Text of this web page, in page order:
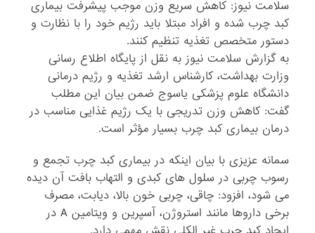
سلامت نیوز: کاهش سریع وزن موجب پیشرفت بیماری
کبد چرب شده و افراد مبتلا باید رژیم خود را با نظارت و
دستور متخصص تغذیه تنظیم کنند.
به گزارش سلامت نیوز به نقل از پایگاه اطلاع رسانی
وزارت بهداشت، کارشناس ارشد تغذیه و رژیم درمانی
دانشگاه علوم پزشکی یاسوج ضمن بیان این مطلب
گفت: کاهش وزن تدریجی با یک رژیم غذایی مناسب در
درمان بیماری کبد چرب بسیار مؤثر است.
سمانه عزیزی با بیان اینکه در بیماری کبد چرب تجمع و
رسوب چربی در سلول های کبدی و التهاب بافت آن دیده
می شود، افزود: چاقی، چربی خون بالا، دیابت، مصرف
برخی داروها مانند استروژن، آسپرین و ویتامین A در